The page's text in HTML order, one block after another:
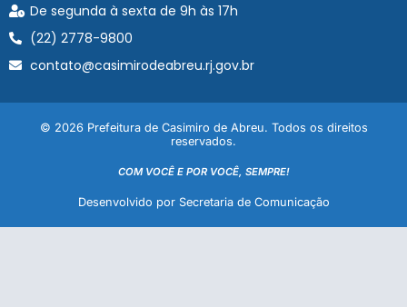
De segunda à sexta de 9h às 17h
(22) 2778-9800
contato@casimirodeabreu.rj.gov.br
© 2026 Prefeitura de Casimiro de Abreu. Todos os direitos
reservados.
COM VOCÊ E POR VOCÊ, SEMPRE!
Desenvolvido por Secretaria de Comunicação